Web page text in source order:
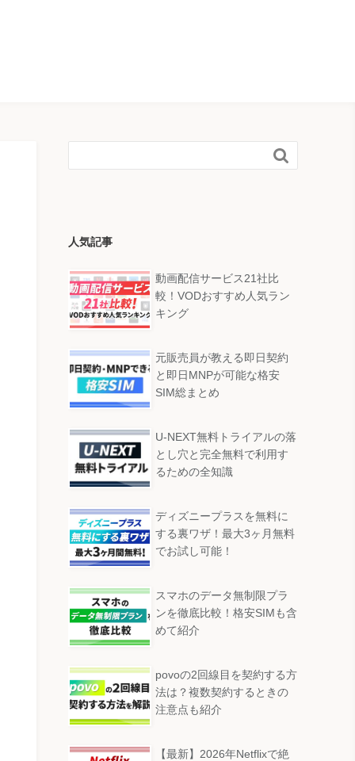

人気記事
動画配信サービス21社比
較！VODおすすめ人気ラン
キング
元販売員が教える即日契約
と即日MNPが可能な格安
SIM総まとめ
U-NEXT無料トライアルの落
とし穴と完全無料で利用す
るための全知識
ディズニープラスを無料に
する裏ワザ！最大3ヶ月無料
でお試し可能！
スマホのデータ無制限プラ
ンを徹底比較！格安SIMも含
めて紹介
povoの2回線目を契約する方
法は？複数契約するときの
注意点も紹介
【最新】2026年Netflixで絶